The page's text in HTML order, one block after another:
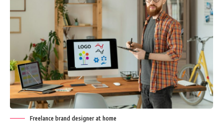
Freelance brand designer at home